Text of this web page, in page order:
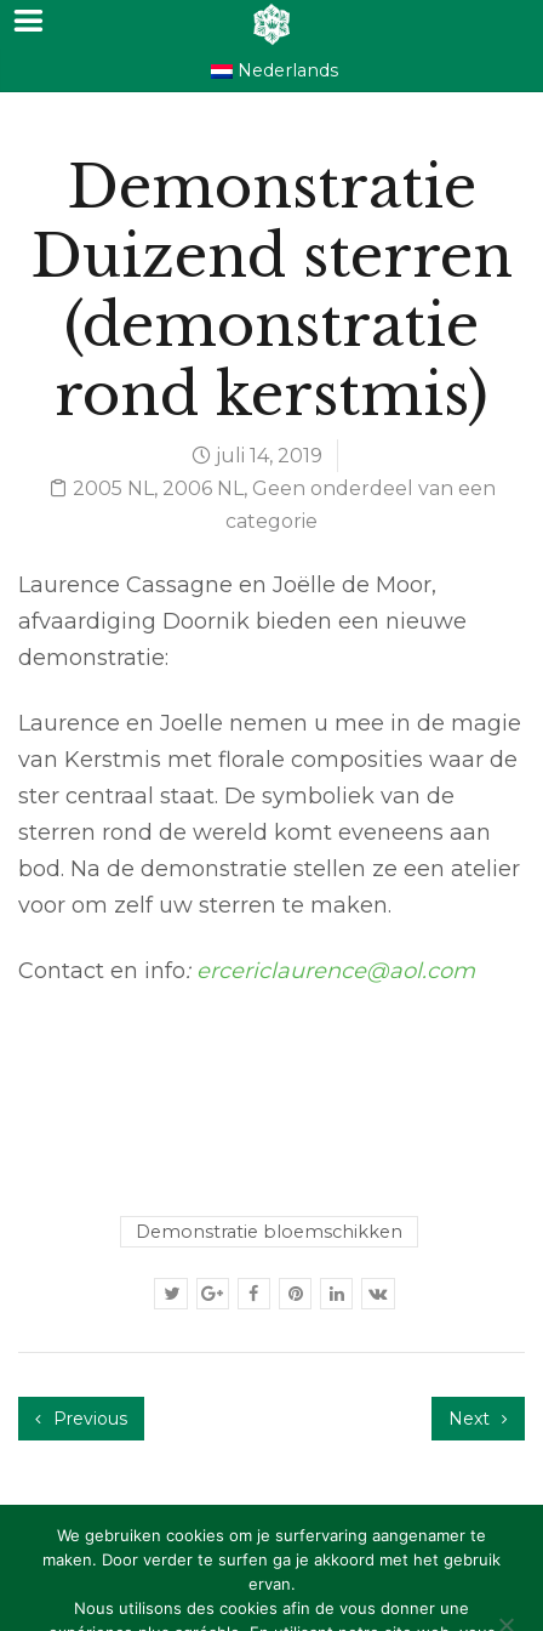
Nederlands
Demonstratie
Duizend sterren
(demonstratie
rond kerstmis)
juli 14, 2019
2005 NL, 2006 NL, Geen onderdeel van een
categorie
Laurence Cassagne en Joëlle de Moor,
afvaardiging Doornik bieden een nieuwe
demonstratie:
Laurence en Joelle nemen u mee in de magie
van Kerstmis met florale composities waar de
ster centraal staat. De symboliek van de
sterren rond de wereld komt eveneens aan
bod. Na de demonstratie stellen ze een atelier
voor om zelf uw sterren te maken.
Contact en info: ercericlaurence@aol.com
Demonstratie bloemschikken
Previous Next
Copyright: RBFAS vzw
We gebruiken cookies om je surfervaring aangenamer te
maken. Door verder te surfen ga je akkoord met het gebruik
ervan.
Nous utilisons des cookies afin de vous donner une